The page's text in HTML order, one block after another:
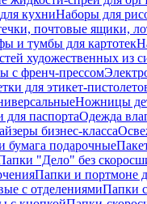
кухниНаборы для
почтовые ящики,
и тумбы для картотек
художественных из
с френч-прессом
для этикет-
Ножницы
паспортаОдежда
бизнес-класса
бумага подарочные
"Дело" без
Папки и портмоне
с отделениямиПапки